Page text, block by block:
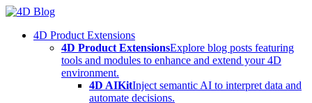
Skip
content4D Product Extensions
4D Product ExtensionsExplore blog posts featuring
tools and modules to enhance and extend your 4D
environment.
4D AIKitInject semantic AI to interpret data and
automate decisions.